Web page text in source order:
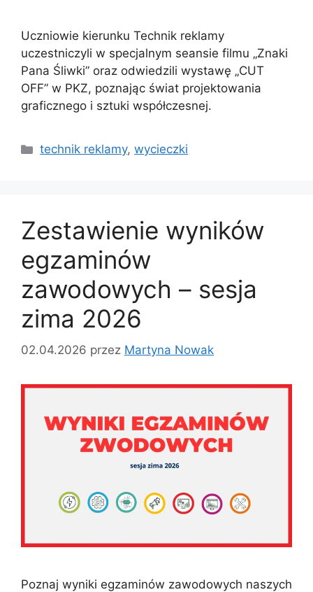
Uczniowie kierunku Technik reklamy
uczestniczyli w specjalnym seansie filmu „Znaki
Pana Śliwki” oraz odwiedzili wystawę „CUT
OFF” w PKZ, poznając świat projektowania
graficznego i sztuki współczesnej.
technik reklamy,wycieczki
Zestawienie wyników
egzaminów
zawodowych – sesja
zima 2026
02.04.2026 przez Martyna Nowak
Poznaj wyniki egzaminów zawodowych naszych